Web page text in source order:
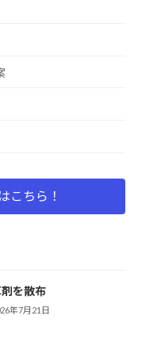
こちら！
を散布
年7月21日